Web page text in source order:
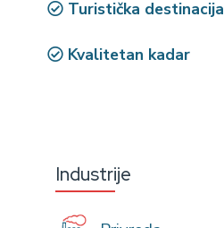
Turistička destinacija
Kvalitetan kadar
Industrije